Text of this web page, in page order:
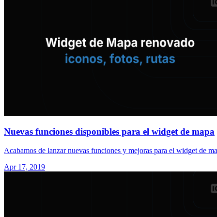
Nuevas funciones disponibles para el widget de mapa
Acabamos de lanzar nuevas funciones y mejoras para el widget de
Apr 17, 2019